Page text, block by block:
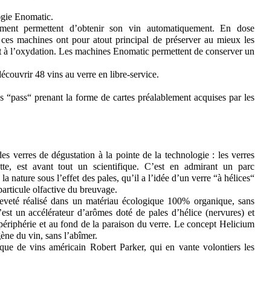
Enomatic.
permettent d’obtenir son vin automatiquement. En dose
machines ont pour atout principal de préserver au mieux les
l’oxydation. Les machines Enomatic permettent de conserver un
48 vins au verre en libre-service.
“pass“ prenant la forme de cartes préalablement acquises par les
verres de dégustation à la pointe de la technologie : les verres
est avant tout un scientifique. C’est en admirant un parc
nature sous l’effet des pales, qu’il a l’idée d’un verre “à hélices“
olfactive du breuvage.
réalisé dans un matériau écologique 100% organique, sans
un accélérateur d’arômes doté de pales d’hélice (nervures) et
et au fond de la paraison du verre. Le concept Helicium
du vin, sans l’abîmer.
de vins américain Robert Parker, qui en vante volontiers les